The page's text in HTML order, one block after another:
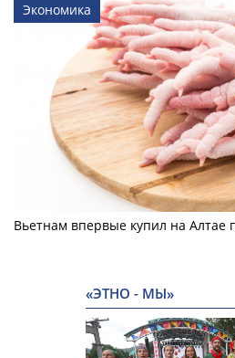
Экономика
Вьетнам впервые купил на Алтае
«ЭТНО - МЫ»